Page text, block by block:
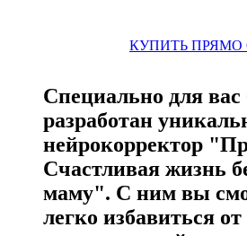
КУПИТЬ ПРЯМО
Специально для
разработан
нейрокорректор
Счастливая жизнь
маму". С ним вы
легко избавиться